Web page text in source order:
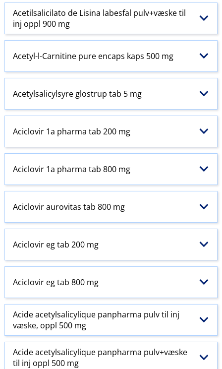
Acetilsalicilato de Lisina labesfal pulv+væske til
inj oppl 900 mg
Acetyl-l-Carnitine pure encaps kaps 500 mg
Acetylsalicylsyre glostrup tab 5 mg
Aciclovir 1a pharma tab 200 mg
Aciclovir 1a pharma tab 800 mg
Aciclovir aurovitas tab 800 mg
Aciclovir eg tab 200 mg
Aciclovir eg tab 800 mg
Acide acetylsalicylique panpharma pulv til inj
væske, oppl 500 mg
Acide acetylsalicylique panpharma pulv+væske
til inj oppl 500 mg